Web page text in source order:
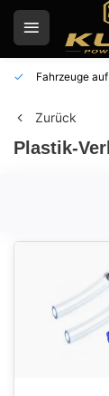
Fahrzeuge
Zurück
Plastik-